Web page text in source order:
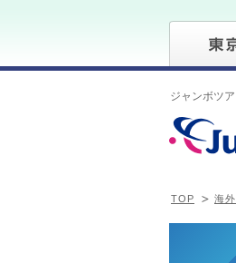
ジャンボツ
TOP 海